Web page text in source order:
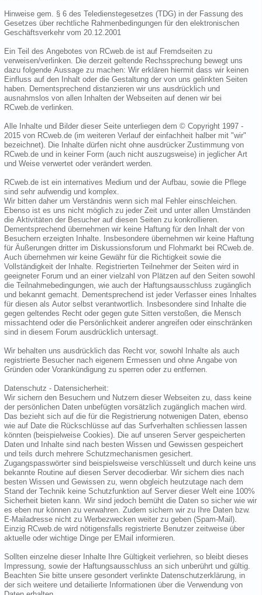
Hinweise gem. § 6 des Teledienstegesetzes (TDG) in der Fassung des
Gesetzes über rechtliche Rahmenbedingungen für den elektronischen
Geschäftsverkehr vom 20.12.2001
Ein Teil des Angebotes von RCweb.de ist auf Fremdseiten zu
verweisen/verlinken. Die derzeit geltende Rechssprechung bewegt uns
dazu folgende Aussage zu machen: Wir erklären hiermit dass wir keinen
Einfluss auf den Inhalt oder die Gestaltung der von uns gelinkten Seiten
haben. Dementsprechend distanzieren wir uns ausdrücklich und
ausnahmslos von allen Inhalten der Webseiten auf denen wir bei
RCweb.de verlinken.
Alle Inhalte und Bilder dieser Seite unterliegen dem © Copyright 1997 -
2015 von RCweb.de (im weiteren Verlauf der einfachheit halber mit "wir"
bezeichnet). Die Inhalte dürfen nicht ohne ausdrücker Zustimmung von
RCweb.de und in keiner Form (auch nicht auszugsweise) in jeglicher Art
und Weise verwertet oder verändert werden.
RCweb.de ist ein internatives Medium und der Aufbau, sowie die Pflege
sind sehr aufwendig und komplex.
Wir bitten daher um Verständnis wenn sich mal Fehler einschleichen.
Ebenso ist es uns nicht möglich zu jeder Zeit und unter allen Umständen
die Aktivitäten der Besucher auf diesen Seiten zu konkrollieren.
Dementsprechend übernehmen wir keine Haftung für den Inhalt der von
Besuchern erzeigten Inhalte. Insbesondere übernehmen wir keine Haftung
für Äußerungen dritter im Diskussionsforum und Flohmarkt bei RCweb.de.
Auch übernehmen wir keine Gewähr für die Richtigkeit sowie die
Vollständigkeit der Inhalte. Registrierten Teilnehmer der Seiten wird in
geeigneter Forum und an einer vielzahl von Plätzen auf den Seiten sowohl
die Teilnahmebedingungen, wie auch der Haftungsausschluss zugänglich
und bekannt gemacht. Dementsprechend ist jeder Verfasser eines Inhaltes
für diesen als Autor selbst verantwortlich. Insbesondere sind Inhalte die
gegen geltendes Recht oder gegen gute Sitten verstoßen, die Mensch
missachtend oder die Persönlichkeit anderer angreifen oder einschränken
sind in diesem Forum ausdrücklich untersagt.
Wir behalten uns ausdrücklich das Recht vor, sowohl Inhalte als auch
registrierte Besucher nach eigenem Ermessen und ohne Angabe von
Gründen oder Vorankündigung zu sperren oder zu entfernen.
Datenschutz - Datensicherheit:
Wir sichern den Besuchern und Nutzern dieser Webseiten zu, dass keine
der persönlichen Daten unbefügten vorsätzlich zugänglich machen wird.
Das bezieht sich auf die für die Registrierung notwenigen Daten, ebenso
wie auf Date die Rückschlüsse auf das Surfverhalten schliessen lassen
könnten (beispielweise Cookies). Die auf unseren Server gespeicherten
Daten und Inhalte sind nach besten Wissen und Gewissen gespeichert
und teils durch mehrere Schutzmechanismen gesichert.
Zugangspasswörter sind beispielsweise verschlüsselt und durch keine uns
bekannte Routine auf diesen Server decodierbar. Wir sichern dies nach
besten Wissen und Gewissen zu, wenn obgleich heutzutage nach dem
Stand der Technik keine Schutzfunktion auf Server dieser Welt eine 100%
Sicherheit bieten kann. Wir sind jedoch bemüht die Daten so sicher wie wir
es eben nur können zu verwahren. Zudem sichern wir zu Ihre Daten bzw.
E-Mailadresse nicht zu Werbezwecken weiter zu geben (Spam-Mail).
Einzig RCweb.de wird nötigensfalls registrierte Benutzer zeitweise über
aktuelle oder wichtige Dinge per EMail informieren.
Sollten einzelne dieser Inhalte Ihre Gültigkeit verliehren, so bleibt dieses
Impressung, sowie der Haftungsausschluss an sich unberührt und gültig.
Beachten Sie bitte unsere gesondert verlinkte Datenschutzerklärung, in
der sich weitere und detailierte Informationen über die Verwendung von